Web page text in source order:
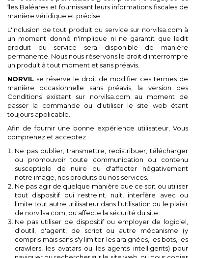
îles Baléares et fournissant leurs informations fiscales de
manière véridique et précise.
L'inclusion de tout produit ou service sur norvilsa.com à
un moment donné n'implique ni ne garantit que ledit
produit ou service sera disponible de manière
permanente. Nous nous réservons le droit d'interrompre
un produit à tout moment et sans préavis.
NORVIL se réserve le droit de modifier ces termes de
manière occasionnelle sans préavis, la version des
Conditions existant sur norvilsa.com au moment de
passer la commande ou d'utiliser le site web étant
toujours applicable.
Afin de fournir une bonne expérience utilisateur, Vous
comprenez et acceptez :
Ne pas publier, transmettre, redistribuer, télécharger
ou promouvoir toute communication ou contenu
susceptible de nuire ou d'affecter négativement
notre image, nos produits ou nos services.
Ne pas agir de quelque manière que ce soit ou utiliser
tout dispositif qui restreint, nuit, interfère avec ou
limite tout autre utilisateur dans l'utilisation ou le plaisir
de norvilsa.com, ou affecte la sécurité du site.
Ne pas utiliser de dispositif ou employer de logiciel,
d'outil, d'agent, de script ou autre mécanisme (y
compris mais sans s'y limiter les araignées, les bots, les
crawlers, les avatars ou les agents intelligents) pour
add_circle_outline Create new list((confirmMessage))
((cancelText)) ((modalDeleteText))
Nom de la liste d'envies
Annuler Créer une liste d'envies
Vous devez être connecté pour ajouter des produits
à votre liste d'envies.
Annuler Connexion